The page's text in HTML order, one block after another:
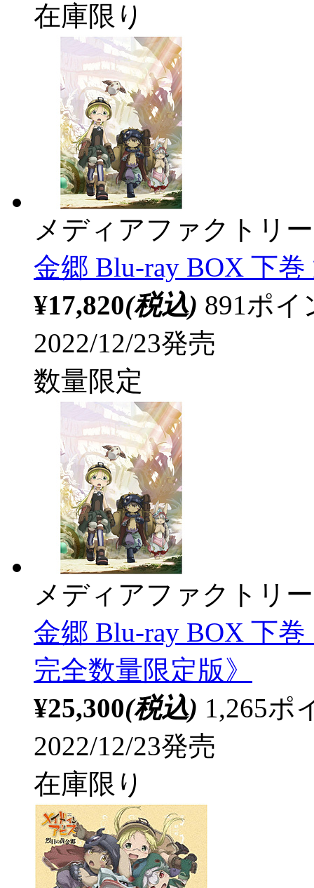
在庫限り
メディアファクトリー
金郷 Blu-ray BOX 下
¥17,820(税込) 891ポ
2022/12/23発売
数量限定
メディアファクトリー
金郷 Blu-ray BOX 下
完全数量限定版》
¥25,300(税込) 1,265ポ
2022/12/23発売
在庫限り